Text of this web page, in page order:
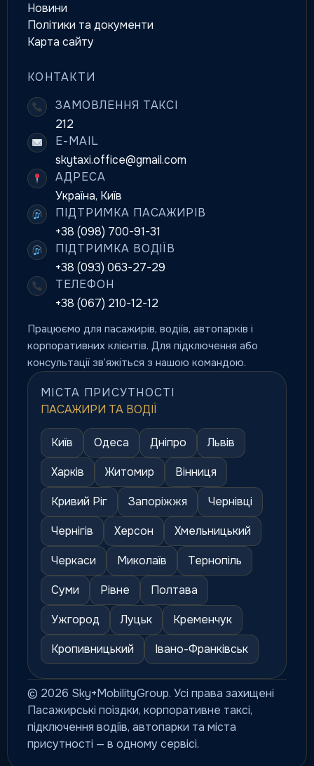
Новини
Політики та документи
Карта сайту
КОНТАКТИ
ЗАМОВЛЕННЯ ТАКСІ
212
E-MAIL
skytaxi.office@gmail.com
АДРЕСА
Україна, Київ
ПІДТРИМКА ПАСАЖИРІВ
+38 (098) 700-91-31
ПІДТРИМКА ВОДІЇВ
+38 (093) 063-27-29
ТЕЛЕФОН
+38 (067) 210-12-12
Працюємо для пасажирів, водіїв, автопарків і
корпоративних клієнтів. Для підключення або
консультації зв’яжіться з нашою командою.
МІСТА ПРИСУТНОСТІ
ПАСАЖИРИ ТА ВОДІЇ
Київ Одеса Дніпро
Львів
Харків
Житомир
Вінниця
Кривий Ріг
Запоріжжя
Чернівці
Чернігів
Херсон
Хмельницький
Черкаси
Миколаїв
Тернопіль
Суми
Рівне
Полтава
Ужгород
Луцьк
Кременчук
Кропивницький
Івано-Франківськ
© 2026 Sky+MobilityGroup. Усі права захищені
Пасажирські поїздки, корпоративне таксі,
підключення водіїв, автопарки та міста
присутності — в одному сервісі.